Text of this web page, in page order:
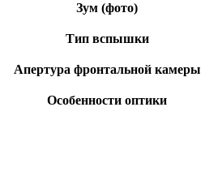
Зум (фото)
Тип вспышки
Апертура фронтальной камеры
Особенности оптики